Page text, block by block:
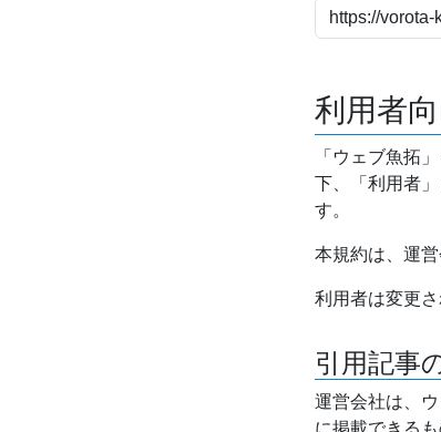
利用者
「ウェブ魚拓
下、「利用者
す。
本規約は、運
利用者は変更
引用記事
運営会社は、
に掲載できるも